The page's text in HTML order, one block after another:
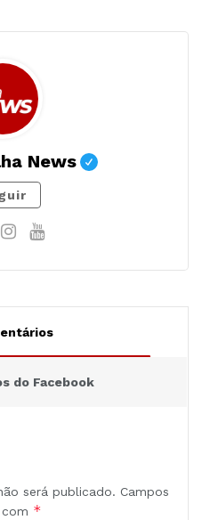
News
do Facebook
será publicado. Campos
*